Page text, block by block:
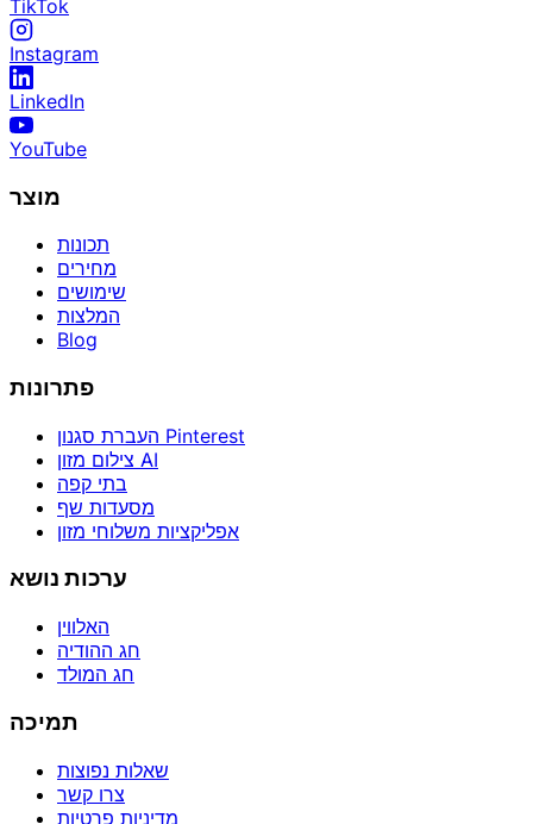
TikTok
Instagram
LinkedIn
YouTube
מוצר
תכונות
מחירים
שימושים
המלצות
Blog
פתרונות
העברת סגנון Pinterest
צילום מזון AI
בתי קפה
מסעדות שף
אפליקציות משלוחי מזון
ערכות נושא
האלווין
חג ההודיה
חג המולד
תמיכה
שאלות נפוצות
צרו קשר
מדיניות פרטיות